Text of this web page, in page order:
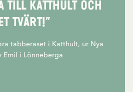
till Katthult och
tvärt!”
tabberaset i Katthult, ur Nya
Emil i Lönneberga